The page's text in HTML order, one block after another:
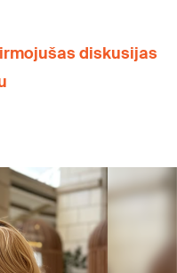
diskusijas